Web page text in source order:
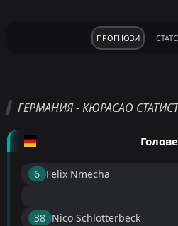
ПРОГНОЗИ СТАТС
ГЕРМАНИЯ - КЮРАСАО
Голове
'6 ︎ Felix Nmecha
'38 ︎ Nico Schlotterbeck